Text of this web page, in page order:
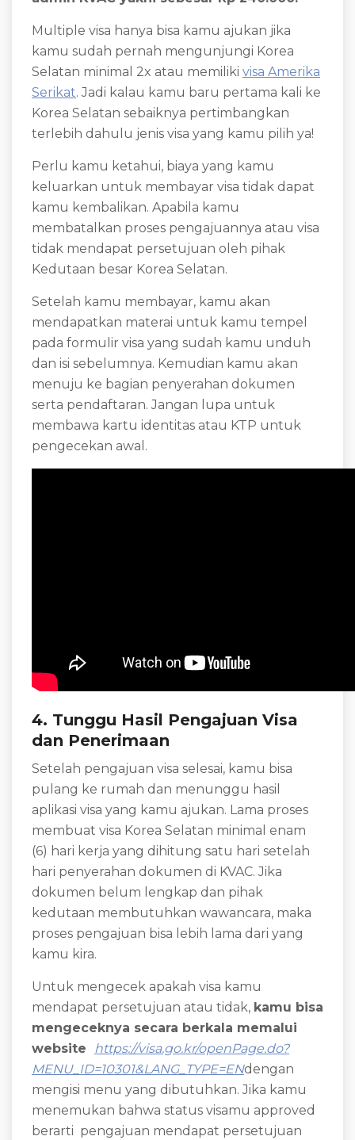
Multiple visa hanya bisa kamu ajukan jika
kamu sudah pernah mengunjungi Korea
Selatan minimal 2x atau memiliki visa Amerika
Serikat. Jadi kalau kamu baru pertama kali ke
Korea Selatan sebaiknya pertimbangkan
terlebih dahulu jenis visa yang kamu pilih ya!
Perlu kamu ketahui, biaya yang kamu
keluarkan untuk membayar visa tidak dapat
kamu kembalikan. Apabila kamu
membatalkan proses pengajuannya atau visa
tidak mendapat persetujuan oleh pihak
Kedutaan besar Korea Selatan.
Setelah kamu membayar, kamu akan
mendapatkan materai untuk kamu tempel
pada formulir visa yang sudah kamu unduh
dan isi sebelumnya. Kemudian kamu akan
menuju ke bagian penyerahan dokumen
serta pendaftaran. Jangan lupa untuk
membawa kartu identitas atau KTP untuk
pengecekan awal.
4. Tunggu Hasil Pengajuan Visa
dan Penerimaan
Setelah pengajuan visa selesai, kamu bisa
pulang ke rumah dan menunggu hasil
aplikasi visa yang kamu ajukan. Lama proses
membuat visa Korea Selatan minimal enam
(6) hari kerja yang dihitung satu hari setelah
hari penyerahan dokumen di KVAC. Jika
dokumen belum lengkap dan pihak
kedutaan membutuhkan wawancara, maka
proses pengajuan bisa lebih lama dari yang
kamu kira.
Untuk mengecek apakah visa kamu
mendapat persetujuan atau tidak, kamu bisa
mengeceknya secara berkala memalui
website https://visa.go.kr/openPage.do?
MENU_ID=10301&LANG_TYPE=ENdengan
mengisi menu yang dibutuhkan. Jika kamu
menemukan bahwa status visamu approved
berarti pengajuan mendapat persetujuan